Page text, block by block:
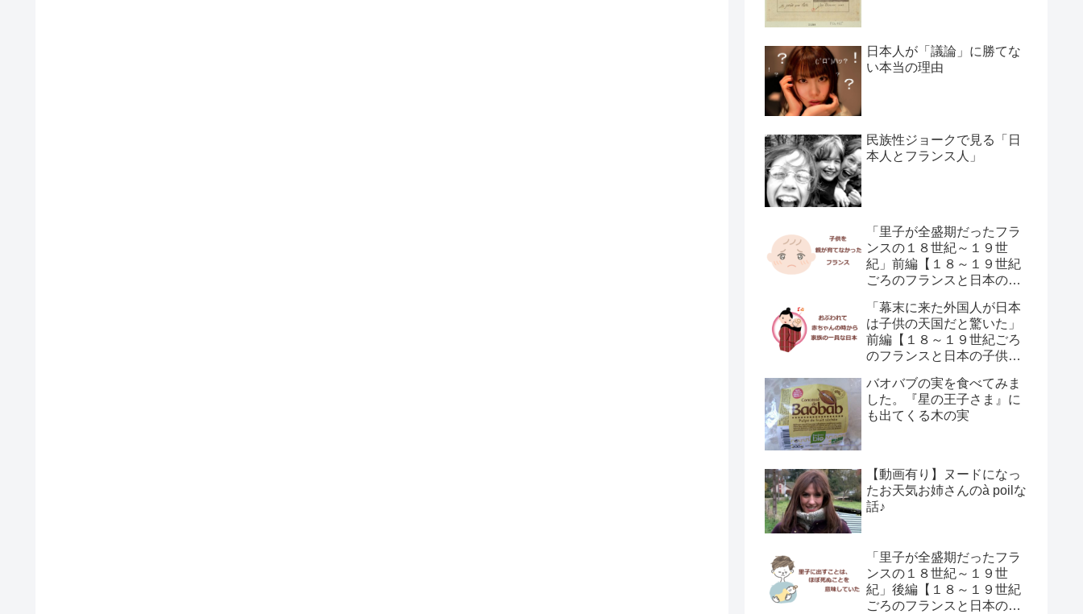
日本人が「議論」に勝てな
い本当の理由
民族性ジョークで見る「日
本人とフランス人」
「里子が全盛期だったフラ
ンスの１８世紀～１９世
紀」前編【１８～１９世紀
ごろのフランスと日本の子
「幕末に来た外国人が日本
は子供の天国だと驚いた」
前編【１８～１９世紀ごろ
のフランスと日本の子供の
バオバブの実を食べてみま
した。『星の王子さま』に
も出てくる木の実
【動画有り】ヌードになっ
たお天気お姉さんのà poilな
話♪
「里子が全盛期だったフラ
ンスの１８世紀～１９世
紀」後編【１８～１９世紀
ごろのフランスと日本の子